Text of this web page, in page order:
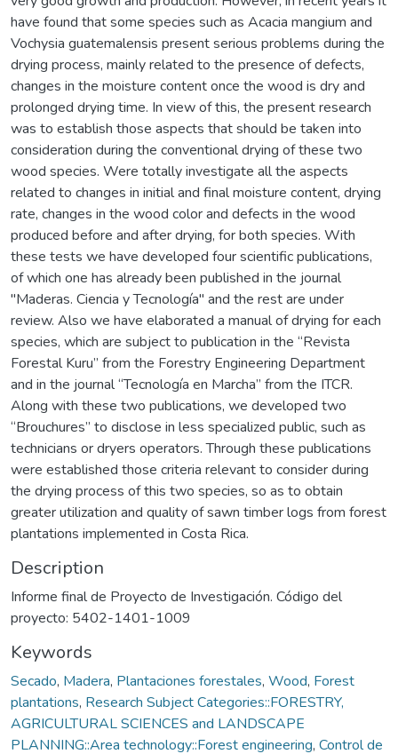
have found that some species such as Acacia mangium and
Vochysia guatemalensis present serious problems during the
drying process, mainly related to the presence of defects,
changes in the moisture content once the wood is dry and
prolonged drying time. In view of this, the present research
was to establish those aspects that should be taken into
consideration during the conventional drying of these two
wood species. Were totally investigate all the aspects
related to changes in initial and final moisture content, drying
rate, changes in the wood color and defects in the wood
produced before and after drying, for both species. With
these tests we have developed four scientific publications,
of which one has already been published in the journal
"Maderas. Ciencia y Tecnología" and the rest are under
review. Also we have elaborated a manual of drying for each
species, which are subject to publication in the “Revista
Forestal Kuru” from the Forestry Engineering Department
and in the journal “Tecnología en Marcha” from the ITCR.
Along with these two publications, we developed two
“Brouchures” to disclose in less specialized public, such as
technicians or dryers operators. Through these publications
were established those criteria relevant to consider during
the drying process of this two species, so as to obtain
greater utilization and quality of sawn timber logs from forest
plantations implemented in Costa Rica.
Description
Informe final de Proyecto de Investigación. Código del
proyecto: 5402-1401-1009
Keywords
Secado, Madera, Plantaciones forestales, Wood, Forest
plantations, Research Subject Categories::FORESTRY,
AGRICULTURAL SCIENCES and LANDSCAPE
PLANNING::Area technology::Forest engineering, Control de